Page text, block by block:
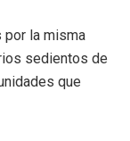
por la misma
sedientos de
que